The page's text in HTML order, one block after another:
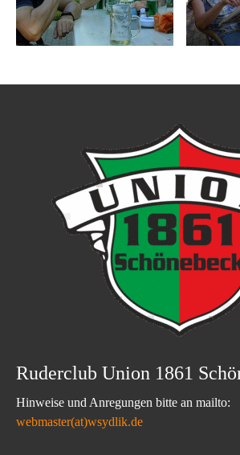
Ruderclub Union 1861
Hinweise und Anregungen bitte an mailto:
webmaster(at)wsydlik.de